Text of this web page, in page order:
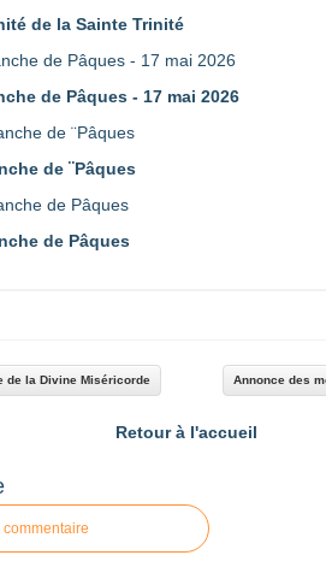
de la Sainte Trinité
de Pâques - 17 mai 2026
de ¨Pâques
de Pâques
de la Divine Miséricorde Annonce des
Retour à l'accueil